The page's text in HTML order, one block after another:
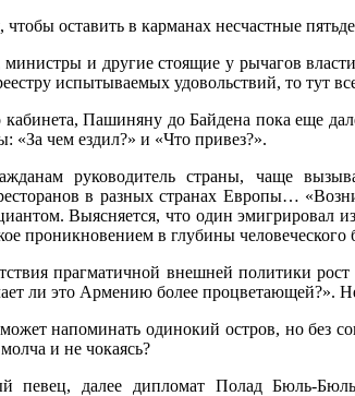
оставить в карманах несчастные
министры и другие стоящие у рычагов
испытываемых удовольствий, то тут
Пашиняну до Байдена пока еще
«За чем ездил?» и «Что привез?».
руководитель страны, чаще
в разных странах Европы…
Выясняется, что один эмигрировал
проникновением в глубины
прагматичной внешней политики
ли это Армению более процветающей?».
напоминать одинокий остров, но без
и не чокаясь?
певец, далее дипломат Полад Бюль-